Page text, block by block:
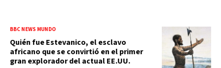
BBC NEWS MUNDO
Quién fue Estevanico, el esclavo
africano que se convirtió en el primer
gran explorador del actual EE.UU.